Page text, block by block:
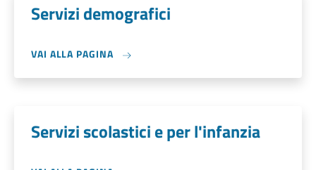
Servizi demografici
VAI ALLA PAGINA
Servizi scolastici e per l'infanzia